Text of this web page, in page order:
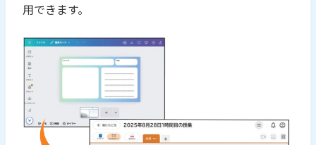
用できます。